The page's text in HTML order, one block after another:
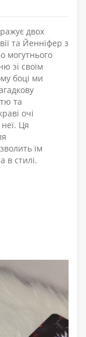
двох
та Йенніфер з
могутнього
зі своїм
боці ми
та
очі
Ця
їм
в стилі.